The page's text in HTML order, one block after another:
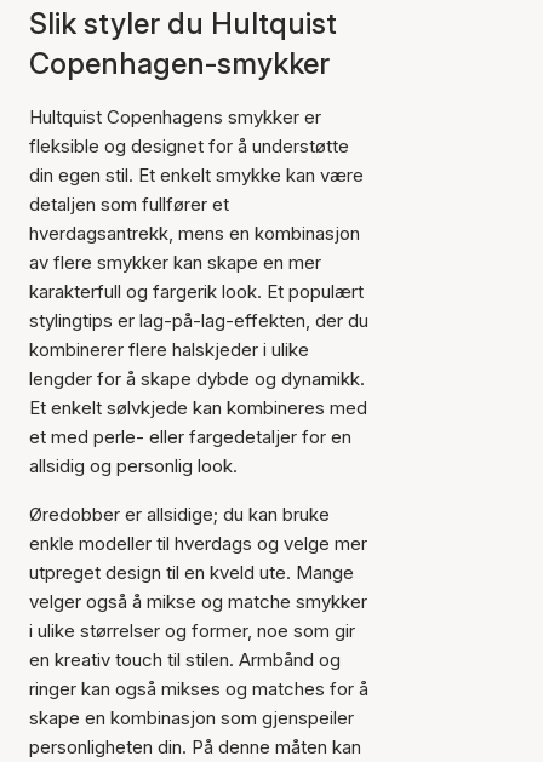
Slik styler du Hultquist
Copenhagen-smykker
Hultquist Copenhagens smykker er
fleksible og designet for å understøtte
din egen stil. Et enkelt smykke kan være
detaljen som fullfører et
hverdagsantrekk, mens en kombinasjon
av flere smykker kan skape en mer
karakterfull og fargerik look. Et populært
stylingtips er lag-på-lag-effekten, der du
kombinerer flere halskjeder i ulike
lengder for å skape dybde og dynamikk.
Et enkelt sølvkjede kan kombineres med
et med perle- eller fargedetaljer for en
allsidig og personlig look.
Øredobber er allsidige; du kan bruke
enkle modeller til hverdags og velge mer
utpreget design til en kveld ute. Mange
velger også å mikse og matche smykker
i ulike størrelser og former, noe som gir
en kreativ touch til stilen. Armbånd og
ringer kan også mikses og matches for å
skape en kombinasjon som gjenspeiler
personligheten din. På denne måten kan